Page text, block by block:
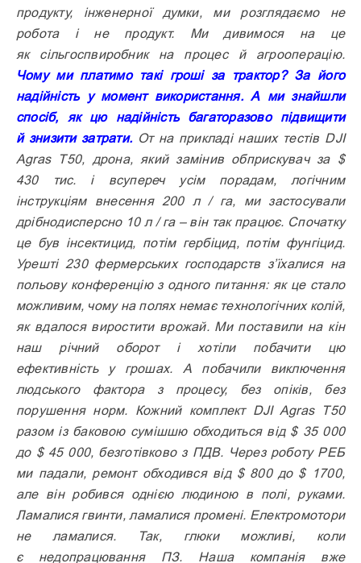
продукту, інженерної думки, ми розглядаємо не
робота і не продукт. Ми дивимося на це
як сільгоспвиробник на процес й агрооперацію.
Чому ми платимо такі гроші за трактор? За його
надійність у момент використання. А ми знайшли
спосіб, як цю надійність багаторазово підвищити
й знизити затрати. От на прикладі наших тестів DJI
Agras T50, дрона, який замінив обприскувач за $
430 тис. і всупереч усім порадам, логічним
інструкціям внесення 200 л / га, ми застосували
дрібнодисперсно 10 л / га – він так працює. Спочатку
це був інсектицид, потім гербіцид, потім фунгіцид.
Урешті 230 фермерських господарств з’їхалися на
польову конференцію з одного питання: як це стало
можливим, чому на полях немає технологічних колій,
як вдалося виростити врожай. Ми поставили на кін
наш річний оборот і хотіли побачити цю
ефективність у грошах. А побачили виключення
людського фактора з процесу, без опіків, без
порушення норм. Кожний комплект DJI Agras T50
разом із баковою сумішшю обходиться від $ 35 000
до $ 45 000, безготівково з ПДВ. Через роботу РЕБ
ми падали, ремонт обходився від $ 800 до $ 1700,
але він робився однією людиною в полі, руками.
Ламалися гвинти, ламалися промені. Електромотори
не ламалися. Так, глюки можливі, коли
є недопрацювання ПЗ. Наша компанія вже